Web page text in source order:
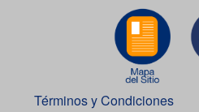
Términos y Condiciones